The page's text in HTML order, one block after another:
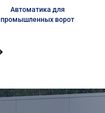
Автоматика для
промышленных ворот